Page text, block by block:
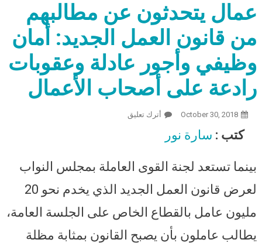
عمال يتحدثون عن مطالبهم
من قانون العمل الجديد: أمان
وظيفي وأجور عادلة وعقوبات
رادعة على أصحاب الأعمال
October 30, 2018 أترك تعليق
كتب : سارة نور
بينما تستعد لجنة القوى العاملة بمجلس النواب
لعرض قانون العمل الجديد الذي يخدم نحو 20
مليون عامل بالقطاع الخاص على الجلسة العامة،
يطالب عاملون بأن يصبح القانون بمثابة مظلة